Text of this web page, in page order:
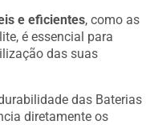
e eficientes, como as
é essencial para
das suas
das Baterias
diretamente os